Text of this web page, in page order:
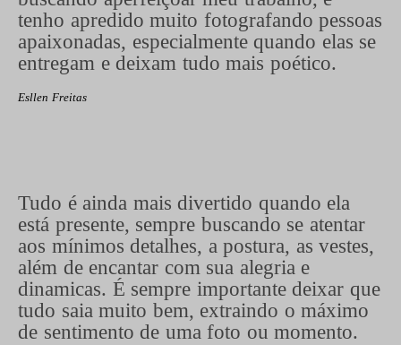
tenho apredido muito fotografando pessoas
apaixonadas, especialmente quando elas se
entregam e deixam tudo mais poético.
Esllen Freitas
Tudo é ainda mais divertido quando ela
está presente, sempre buscando se atentar
aos mínimos detalhes, a postura, as vestes,
além de encantar com sua alegria e
dinamicas. É sempre importante deixar que
tudo saia muito bem, extraindo o máximo
de sentimento de uma foto ou momento.